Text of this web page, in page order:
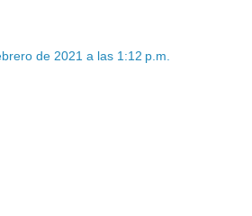
de 2021 a las 1:12 p.m.